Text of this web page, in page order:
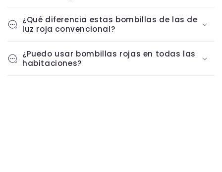
¿Qué diferencia estas bombillas de las de
luz roja convencional?
¿Puedo usar bombillas rojas en todas las
habitaciones?